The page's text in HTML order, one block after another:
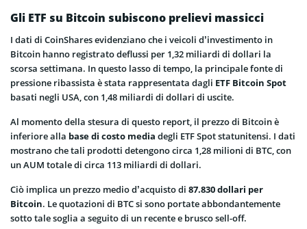
Gli ETF su Bitcoin subiscono prelievi massicci
I dati di CoinShares evidenziano che i veicoli d’investimento in
Bitcoin hanno registrato deflussi per 1,32 miliardi di dollari la
scorsa settimana. In questo lasso di tempo, la principale fonte di
pressione ribassista è stata rappresentata dagli ETF Bitcoin Spot
basati negli USA, con 1,48 miliardi di dollari di uscite.
Al momento della stesura di questo report, il prezzo di Bitcoin è
inferiore alla base di costo media degli ETF Spot statunitensi. I dati
mostrano che tali prodotti detengono circa 1,28 milioni di BTC, con
un AUM totale di circa 113 miliardi di dollari.
Ciò implica un prezzo medio d’acquisto di 87.830 dollari per
Bitcoin. Le quotazioni di BTC si sono portate abbondantemente
sotto tale soglia a seguito di un recente e brusco sell-off.